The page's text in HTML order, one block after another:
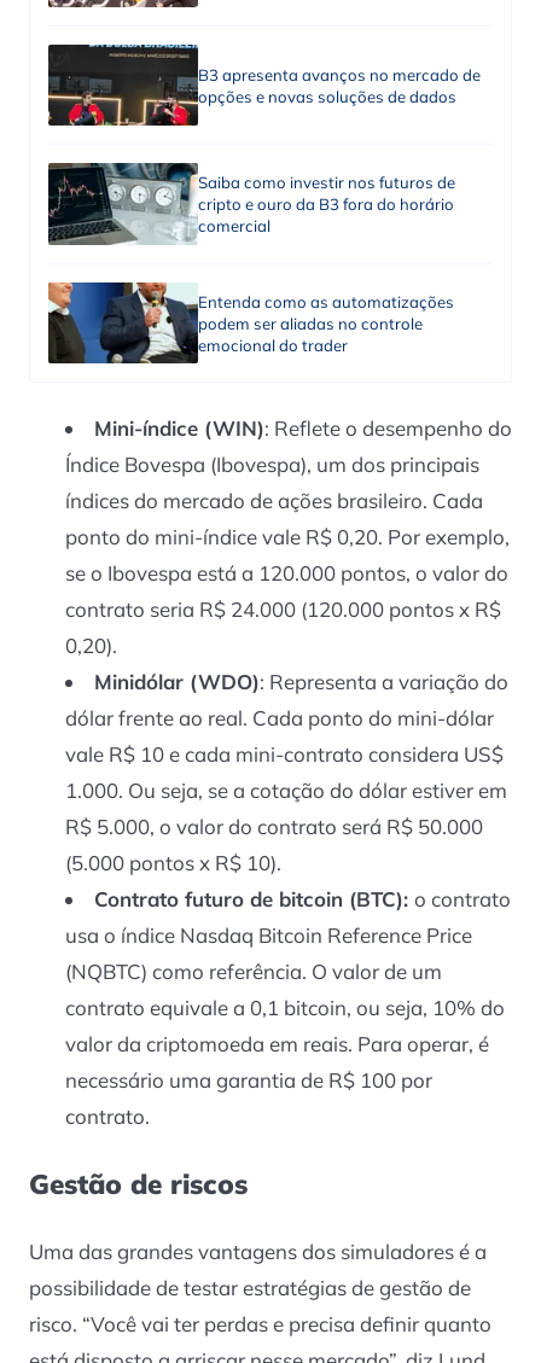
B3 apresenta avanços no mercado de
opções e novas soluções de dados
Saiba como investir nos futuros de
cripto e ouro da B3 fora do horário
comercial
Entenda como as automatizações
podem ser aliadas no controle
emocional do trader
Mini-índice (WIN): Reflete o desempenho do
Índice Bovespa (Ibovespa), um dos principais
índices do mercado de ações brasileiro. Cada
ponto do mini-índice vale R$ 0,20. Por exemplo,
se o Ibovespa está a 120.000 pontos, o valor do
contrato seria R$ 24.000 (120.000 pontos x R$
0,20).
Minidólar (WDO): Representa a variação do
dólar frente ao real. Cada ponto do mini-dólar
vale R$ 10 e cada mini-contrato considera US$
1.000. Ou seja, se a cotação do dólar estiver em
R$ 5.000, o valor do contrato será R$ 50.000
(5.000 pontos x R$ 10).
Contrato futuro de bitcoin (BTC): o contrato
usa o índice Nasdaq Bitcoin Reference Price
(NQBTC) como referência. O valor de um
contrato equivale a 0,1 bitcoin, ou seja, 10% do
valor da criptomoeda em reais. Para operar, é
necessário uma garantia de R$ 100 por
contrato.
Gestão de riscos
Uma das grandes vantagens dos simuladores é a
possibilidade de testar estratégias de gestão de
risco. “Você vai ter perdas e precisa definir quanto